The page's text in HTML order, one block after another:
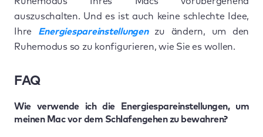
auszuschalten. Und es ist auch keine schlechte Idee,
Ihre Energiespareinstellungenzu ändern, um den
Ruhemodus so zu konfigurieren, wie Sie es wollen.
FAQ
Wie verwende ich die Energiespareinstellungen, um
meinen Mac vor dem Schlafengehen zu bewahren?